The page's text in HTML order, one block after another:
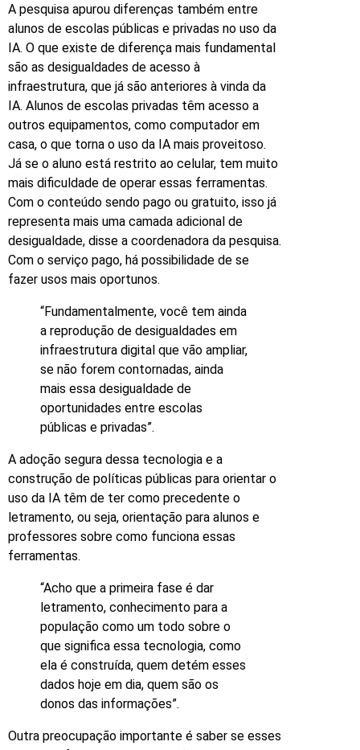
A pesquisa apurou diferenças também entre
alunos de escolas públicas e privadas no uso da
IA. O que existe de diferença mais fundamental
são as desigualdades de acesso à
infraestrutura, que já são anteriores à vinda da
IA. Alunos de escolas privadas têm acesso a
outros equipamentos, como computador em
casa, o que torna o uso da IA mais proveitoso.
Já se o aluno está restrito ao celular, tem muito
mais dificuldade de operar essas ferramentas.
Com o conteúdo sendo pago ou gratuito, isso já
representa mais uma camada adicional de
desigualdade, disse a coordenadora da pesquisa.
Com o serviço pago, há possibilidade de se
fazer usos mais oportunos.
“Fundamentalmente, você tem ainda
a reprodução de desigualdades em
infraestrutura digital que vão ampliar,
se não forem contornadas, ainda
mais essa desigualdade de
oportunidades entre escolas
públicas e privadas”.
A adoção segura dessa tecnologia e a
construção de políticas públicas para orientar o
uso da IA têm de ter como precedente o
letramento, ou seja, orientação para alunos e
professores sobre como funciona essas
ferramentas.
“Acho que a primeira fase é dar
letramento, conhecimento para a
população como um todo sobre o
que significa essa tecnologia, como
ela é construída, quem detém esses
dados hoje em dia, quem são os
donos das informações”.
Outra preocupação importante é saber se esses